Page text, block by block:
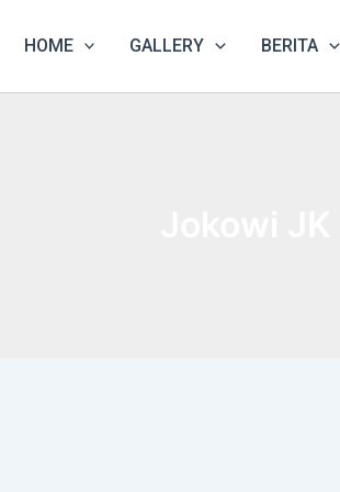
HOME GALLERY BERITA